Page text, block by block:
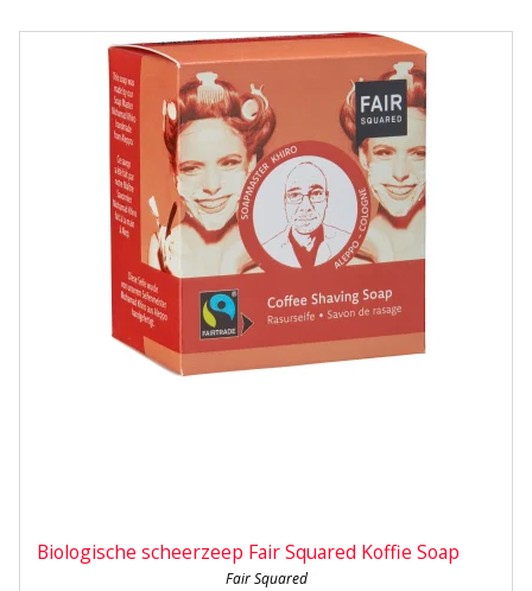
Biologische scheerzeep Fair Squared Koffie Soap
Fair Squared